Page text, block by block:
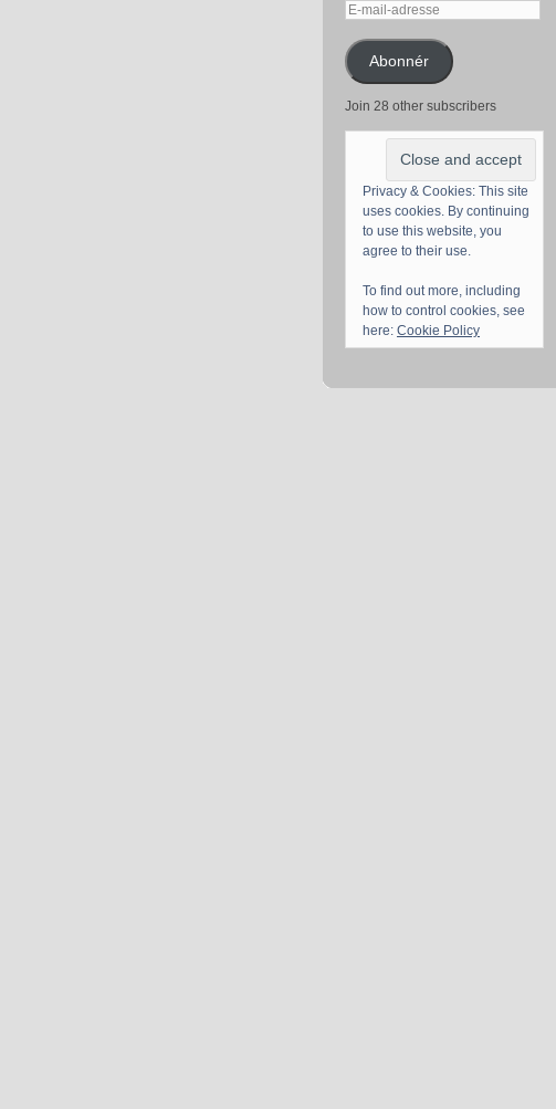
E-
adresseAbonnér
Join 28 other subscribers
Privacy & Cookies: This site
uses cookies. By continuing
to use this website, you
agree to their use.
To find out more, including
how to control cookies, see
here: Cookie Policy